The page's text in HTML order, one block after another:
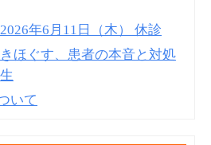
年6月11日（木） 休診
ほぐす、患者の本音と対処
いて